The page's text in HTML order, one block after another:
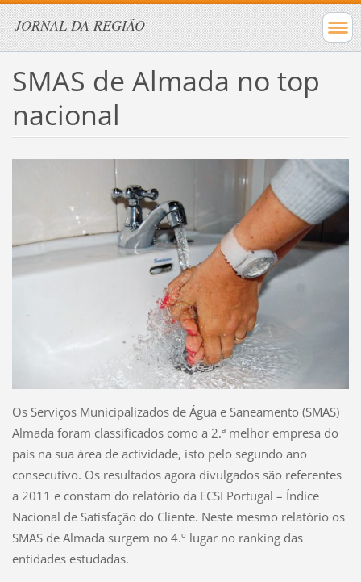
JORNAL DA REGIÃO
SMAS de Almada no top
nacional
Os Serviços Municipalizados de Água e Saneamento (SMAS)
Almada foram classificados como a 2.ª melhor empresa do
país na sua área de actividade, isto pelo segundo ano
consecutivo. Os resultados agora divulgados são referentes
a 2011 e constam do relatório da ECSI Portugal – Índice
Nacional de Satisfação do Cliente. Neste mesmo relatório os
SMAS de Almada surgem no 4.º lugar no ranking das
entidades estudadas.